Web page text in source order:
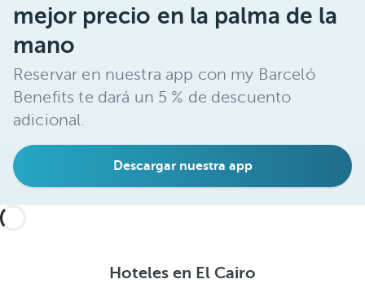
mejor precio en la palma de la
mano
Reservar en nuestra app con my Barceló
Benefits te dará un 5 % de descuento
adicional.
Descargar nuestra app
Hoteles en El Cairo